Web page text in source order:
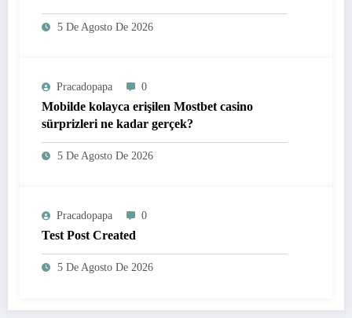
5 De Agosto De 2026
Pracadopapa 0
Mobilde kolayca erişilen Mostbet casino
sürprizleri ne kadar gerçek?
5 De Agosto De 2026
Pracadopapa 0
Test Post Created
5 De Agosto De 2026